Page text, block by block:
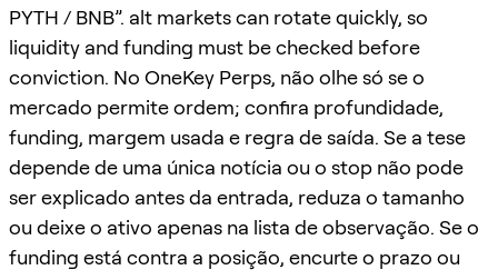
PYTH / BNB”. alt markets can rotate quickly, so
liquidity and funding must be checked before
conviction. No OneKey Perps, não olhe só se o
mercado permite ordem; confira profundidade,
funding, margem usada e regra de saída. Se a tese
depende de uma única notícia ou o stop não pode
ser explicado antes da entrada, reduza o tamanho
ou deixe o ativo apenas na lista de observação. Se o
funding está contra a posição, encurte o prazo ou